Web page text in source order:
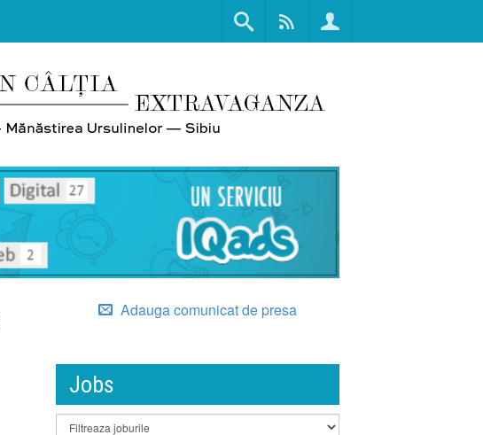
Adauga comunicat de presa
Jobs